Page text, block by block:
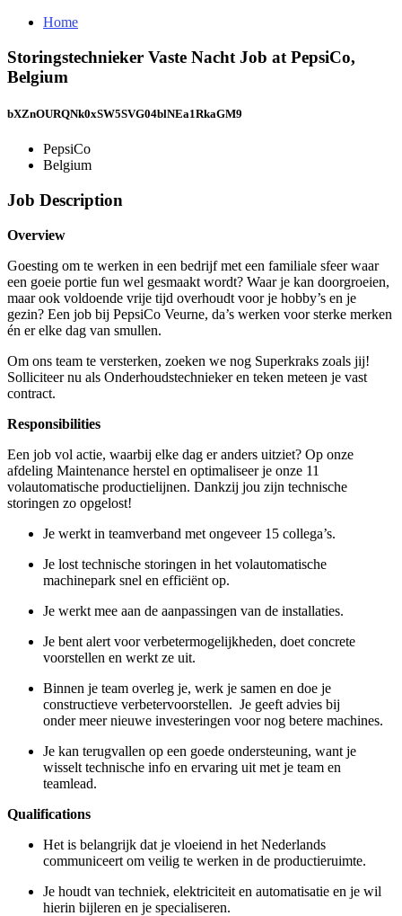
Home
Storingstechnieker Vaste Nacht Job at PepsiCo,
Belgium
bXZnOURQNk0xSW5SVG04blNEa1RkaGM9
PepsiCo
Belgium
Job Description
Overview
Goesting om te werken in een bedrijf met een familiale sfeer waar
een goeie portie fun wel gesmaakt wordt? Waar je kan doorgroeien,
maar ook voldoende vrije tijd overhoudt voor je hobby’s en je
gezin? Een job bij PepsiCo Veurne, da’s werken voor sterke merken
én er elke dag van smullen.
Om ons team te versterken, zoeken we nog Superkraks zoals jij!
Solliciteer nu als Onderhoudstechnieker en teken meteen je vast
contract.
Responsibilities
Een job vol actie, waarbij elke dag er anders uitziet? Op onze
afdeling Maintenance herstel en optimaliseer je onze 11
volautomatische productielijnen. Dankzij jou zijn technische
storingen zo opgelost!
Je werkt in teamverband met ongeveer 15 collega’s.
Je lost technische storingen in het volautomatische
machinepark snel en efficiënt op.
Je werkt mee aan de aanpassingen van de installaties.
Je bent alert voor verbetermogelijkheden, doet concrete
voorstellen en werkt ze uit.
Binnen je team overleg je, werk je samen en doe je
constructieve verbetervoorstellen. Je geeft advies bij
onder meer nieuwe investeringen voor nog betere machines.
Je kan terugvallen op een goede ondersteuning, want je
wisselt technische info en ervaring uit met je team en
teamlead.
Qualifications
Het is belangrijk dat je vloeiend in het Nederlands
communiceert om veilig te werken in de productieruimte.
Je houdt van techniek, elektriciteit en automatisatie en je wil
hierin bijleren en je specialiseren.